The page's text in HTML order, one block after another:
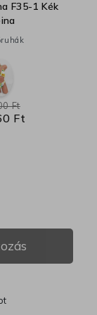
F35-1 Kék
Ft
Ft